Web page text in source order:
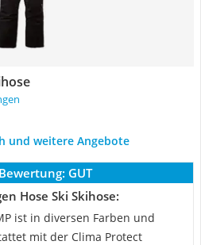
und weitere Angebote
GUT
Hose Ski Skihose:
ist in diversen Farben und
mit der Clima Protect